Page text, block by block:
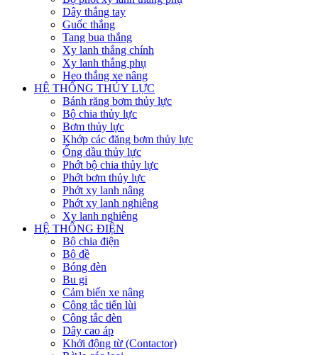
Dây thắng tay
Guốc thắng
Tang bua thắng
Xy lanh thắng chính
Xy lanh thắng phụ
Heo thắng xe nâng
HỆ THỐNG THỦY LỰC
Bánh răng bơm thủy lực
Bộ chia thủy lực
Bơm thủy lực
Khớp các đăng bơm thủy lực
Ống dầu thủy lực
Phớt bộ chia thủy lực
Phớt bơm thủy lực
Phớt xy lanh nâng
Phớt xy lanh nghiêng
Xy lanh nghiêng
HỆ THỐNG ĐIỆN
Bộ chia điện
Bộ đề
Bóng đèn
Bu gi
Cảm biến xe nâng
Công tắc tiến lùi
Công tắc đèn
Dây cao áp
Khởi động từ (Contactor)